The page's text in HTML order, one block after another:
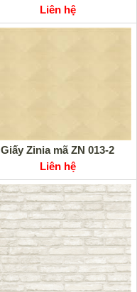
Liên hệ
Giấy Zinia mã ZN 013-2
Liên hệ